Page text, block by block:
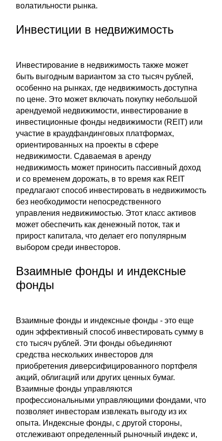
волатильности рынка.
Инвестиции в недвижимость
Инвестирование в недвижимость также может
быть выгодным вариантом за сто тысяч рублей,
особенно на рынках, где недвижимость доступна
по цене. Это может включать покупку небольшой
арендуемой недвижимости, инвестирование в
инвестиционные фонды недвижимости (REIT) или
участие в краудфандинговых платформах,
ориентированных на проекты в сфере
недвижимости. Сдаваемая в аренду
недвижимость может приносить пассивный доход
и со временем дорожать, в то время как REIT
предлагают способ инвестировать в недвижимость
без необходимости непосредственного
управления недвижимостью. Этот класс активов
может обеспечить как денежный поток, так и
прирост капитала, что делает его популярным
выбором среди инвесторов.
Взаимные фонды и индексные
фонды
Взаимные фонды и индексные фонды - это еще
один эффективный способ инвестировать сумму в
сто тысяч рублей. Эти фонды объединяют
средства нескольких инвесторов для
приобретения диверсифицированного портфеля
акций, облигаций или других ценных бумаг.
Взаимные фонды управляются
профессиональными управляющими фондами, что
позволяет инвесторам извлекать выгоду из их
опыта. Индексные фонды, с другой стороны,
отслеживают определенный рыночный индекс и,